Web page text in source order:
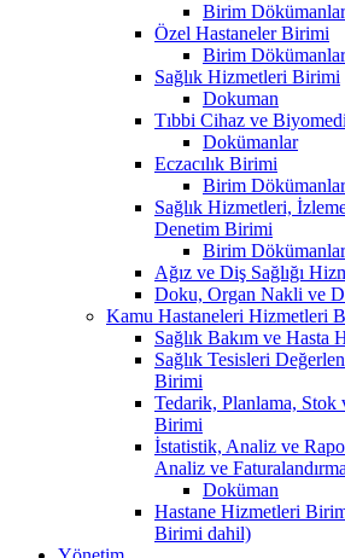
Birim
Özel Hastaneler Birimi
Birim
Sağlık Hizmetleri Birimi
Dokuman
Tıbbi Cihaz ve
Dokümanlar
Eczacılık Birimi
Birim
Sağlık Hizmetleri,
Denetim Birimi
Birim
Ağız ve Diş Sağlığı
Doku, Organ Nakli ve
Kamu Hastaneleri Hizmetleri
Sağlık Bakım ve Hasta
Sağlık Tesisleri
Birimi
Tedarik, Planlama,
Birimi
İstatistik, Analiz ve
Analiz ve
Doküman
Hastane Hizmetleri
Birimi dahil)